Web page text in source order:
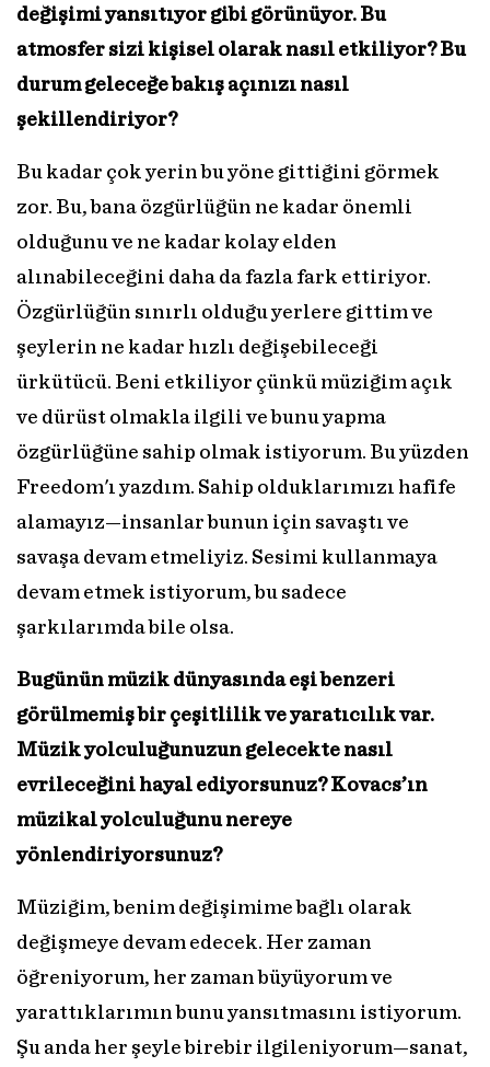
değişimi yansıtıyor gibi görünüyor. Bu
atmosfer sizi kişisel olarak nasıl etkiliyor? Bu
durum geleceğe bakış açınızı nasıl
şekillendiriyor?
Bu kadar çok yerin bu yöne gittiğini görmek
zor. Bu, bana özgürlüğün ne kadar önemli
olduğunu ve ne kadar kolay elden
alınabileceğini daha da fazla fark ettiriyor.
Özgürlüğün sınırlı olduğu yerlere gittim ve
şeylerin ne kadar hızlı değişebileceği
ürkütücü. Beni etkiliyor çünkü müziğim açık
ve dürüst olmakla ilgili ve bunu yapma
özgürlüğüne sahip olmak istiyorum. Bu yüzden
Freedom'ı yazdım. Sahip olduklarımızı hafife
alamayız—insanlar bunun için savaştı ve
savaşa devam etmeliyiz. Sesimi kullanmaya
devam etmek istiyorum, bu sadece
şarkılarımda bile olsa.
Bugünün müzik dünyasında eşi benzeri
görülmemiş bir çeşitlilik ve yaratıcılık var.
Müzik yolculuğunuzun gelecekte nasıl
evrileceğini hayal ediyorsunuz? Kovacs’ın
müzikal yolculuğunu nereye
yönlendiriyorsunuz?
Müziğim, benim değişimime bağlı olarak
değişmeye devam edecek. Her zaman
öğreniyorum, her zaman büyüyorum ve
yarattıklarımın bunu yansıtmasını istiyorum.
Şu anda her şeyle birebir ilgileniyorum—sanat,